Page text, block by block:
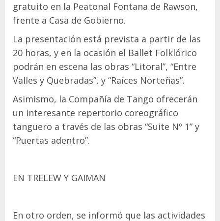
gratuito en la Peatonal Fontana de Rawson,
frente a Casa de Gobierno.
La presentación está prevista a partir de las
20 horas, y en la ocasión el Ballet Folklórico
podrán en escena las obras “Litoral”, “Entre
Valles y Quebradas”, y “Raíces Norteñas”.
Asimismo, la Compañía de Tango ofrecerán
un interesante repertorio coreográfico
tanguero a través de las obras “Suite Nº 1” y
“Puertas adentro”.
EN TRELEW Y GAIMAN
En otro orden, se informó que las actividades